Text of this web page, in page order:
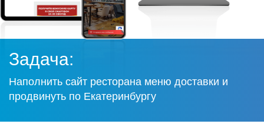
Задача:
Наполнить сайт ресторана меню доставки и
продвинуть по Екатеринбургу